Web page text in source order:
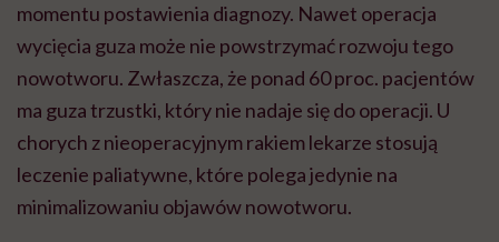
momentu postawienia diagnozy. Nawet operacja
wycięcia guza może nie powstrzymać rozwoju tego
nowotworu. Zwłaszcza, że ponad 60 proc. pacjentów
ma guza trzustki, który nie nadaje się do operacji. U
chorych z nieoperacyjnym rakiem lekarze stosują
leczenie paliatywne, które polega jedynie na
minimalizowaniu objawów nowotworu.